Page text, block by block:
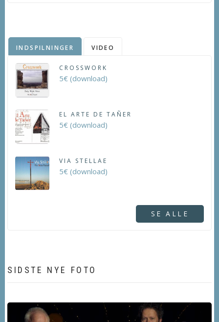
INDSPILNINGER VIDEO
CROSSWORK
5€ (download)
EL ARTE DE TAÑER
5€ (download)
VIA STELLAE
5€ (download)
SE ALLE
SIDSTE NYE FOTO